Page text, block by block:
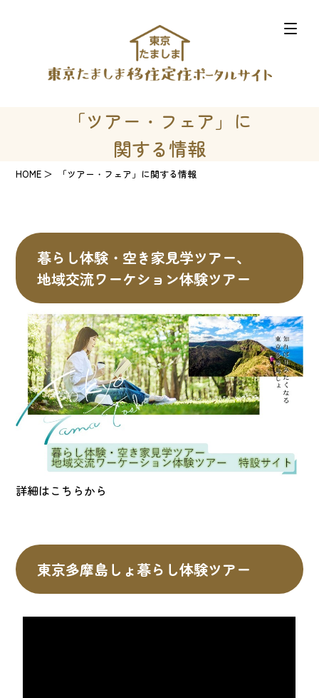
「ツアー・フェア」に
関する情報
HOME 「ツアー・フェア」に関する情報
暮らし体験・空き家見学ツアー、
地域交流ワーケション体験ツアー
詳細はこちらから
東京多摩島しょ暮らし体験ツアー